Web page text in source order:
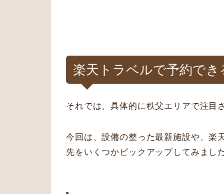
楽天トラベルで予約でき
それでは、具体的に秩父エリアで注目
今回は、設備の整った最新施設や、楽
先をいくつかピックアップしてみまし